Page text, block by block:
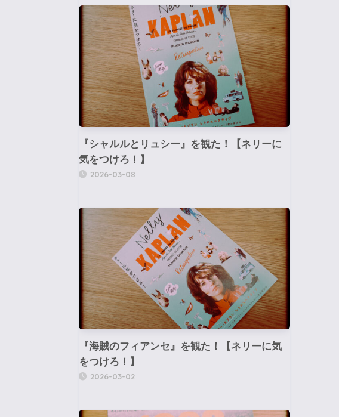
『シャルルとリュシー』を観た！【ネリーに
気をつけろ！】
2026-03-08
『海賊のフィアンセ』を観た！【ネリーに気
をつけろ！】
2026-03-02